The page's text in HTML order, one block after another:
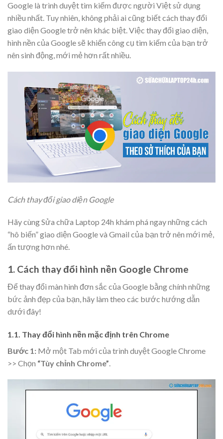
Google là trình duyệt tìm kiếm được người Việt sử dụng
nhiều nhất. Tuy nhiên, không phải ai cũng biết cách thay đổi
giao diện Google trở nên khác biệt. Việc thay đổi giao diện,
hình nền của Google sẽ khiến công cụ tìm kiếm của bạn trở
nên sinh động, mới mẻ hơn rất nhiều.
Cách thay đổi giao diện Google
Hãy cùng Sửa chữa Laptop 24h khám phá ngay những cách
“hô biến” giao diện Google và Gmail của bạn trở nên mới mẻ,
ấn tượng hơn nhé.
1. Cách thay đổi hình nền Google Chrome
Để thay đổi màn hình đơn sắc của Google bằng chính những
bức ảnh đẹp của bạn, hãy làm theo các bước hướng dẫn
dưới đây!
1.1. Thay đổi hình nền mặc định trên Chrome
Bước 1: Mở một Tab mới của trình duyệt Google Chrome
>> Chọn “Tùy chỉnh Chrome”